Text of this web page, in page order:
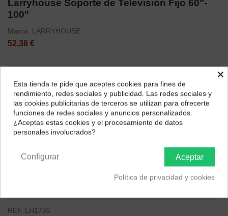
Larryhouse Soporte de Televisión Fijo 60"-
100"
Marca: LARRYHOUSE
52,38 €
REF. LH1735
¿Dónde deseas recibir tu pedido?
Selecciona tu ubicación para mostrarte los precios e
impuestos correctos para tu región.
×
Esta tienda te pide que aceptes cookies para fines de
rendimiento, redes sociales y publicidad. Las redes sociales y
las cookies publicitarias de terceros se utilizan para ofrecerte
funciones de redes sociales y anuncios personalizados.
¿Aceptas estas cookies y el procesamiento de datos
personales involucrados?
Aceptar
Configurar
Política de privacidad y cookies